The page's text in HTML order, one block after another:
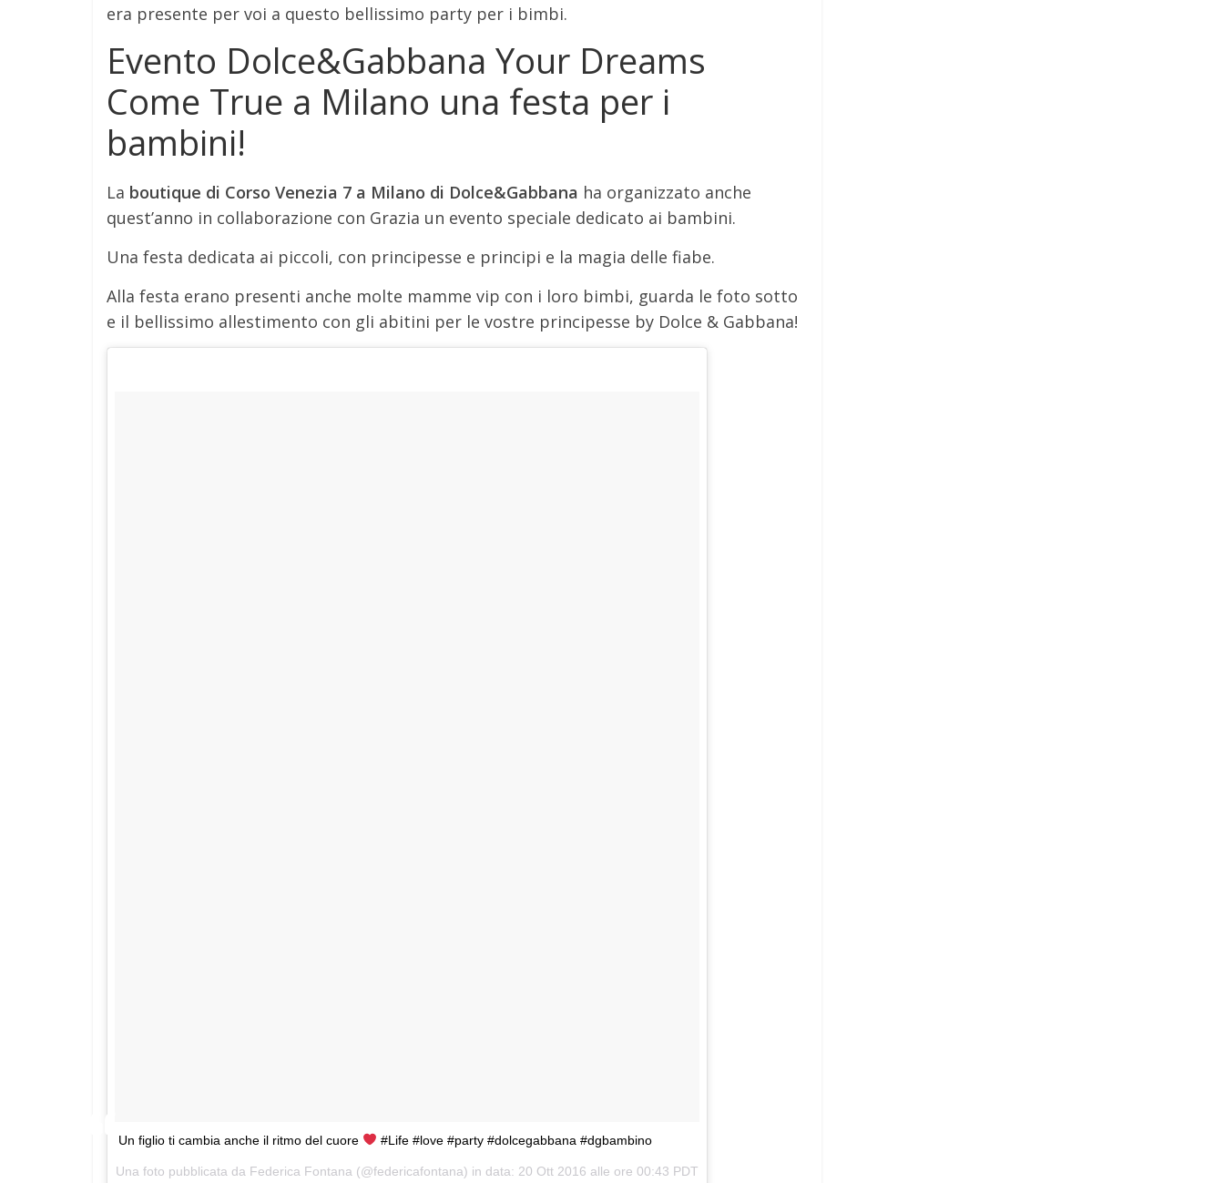
era presente per voi a questo bellissimo party per i bimbi.
Evento Dolce&Gabbana Your Dreams
Come True a Milano una festa per i
bambini!
La boutique di Corso Venezia 7 a Milano di Dolce&Gabbana ha organizzato anche
quest’anno in collaborazione con Grazia un evento speciale dedicato ai bambini.
Una festa dedicata ai piccoli, con principesse e principi e la magia delle fiabe.
Alla festa erano presenti anche molte mamme vip con i loro bimbi, guarda le foto sotto
e il bellissimo allestimento con gli abitini per le vostre principesse by Dolce & Gabbana!
Un figlio ti cambia anche il ritmo del cuore #Life #love #party #dolcegabbana #dgbambino
Una foto pubblicata da Federica Fontana (@federicafontana) in data: 20 Ott 2016 alle ore 00:43 PDT